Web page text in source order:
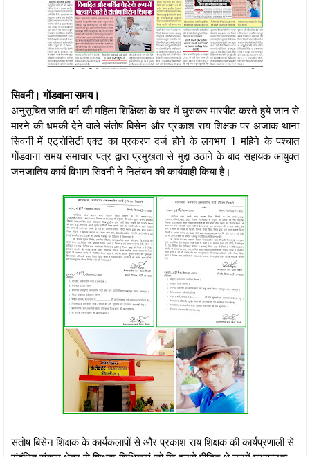
सिवनी। गोंडवाना समय।
अनुसूचित जाति वर्ग की महिला शिक्षिका के घर में घुसकर मारपीट करते हुये जान से
मारने की धमकी देने वाले संतोष बिसेन और प्रकाश राय शिक्षक पर अजाक थाना
सिवनी में एट्रोसिटी एक्ट का प्रकरण दर्ज होने के लगभग 1 महिने के पश्चात
गोेंडवाना समय समाचार पत्र द्वारा प्रमुखता से मुद्दा उठाने के बाद सहायक आयुक्त
जनजातिय कार्य विभाग सिवनी ने निलंबन की कार्यवाही किया है।
संतोष बिसेन शिक्षक के कार्यकलापों से और प्रकाश राय शिक्षक की कार्यप्रणाली से